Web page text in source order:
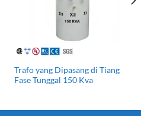
Trafo yang Dipasang di Tiang
Fase Tunggal 150 Kva